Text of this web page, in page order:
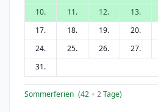
10.
11. 12. 13.
17.
18. 19. 20.
24.
25. 26. 27.
31.
Sommerferien (42+ 2Tage)